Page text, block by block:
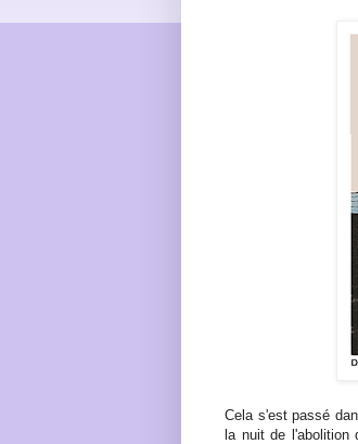
Cela s'est passé
la nuit de l'abolition